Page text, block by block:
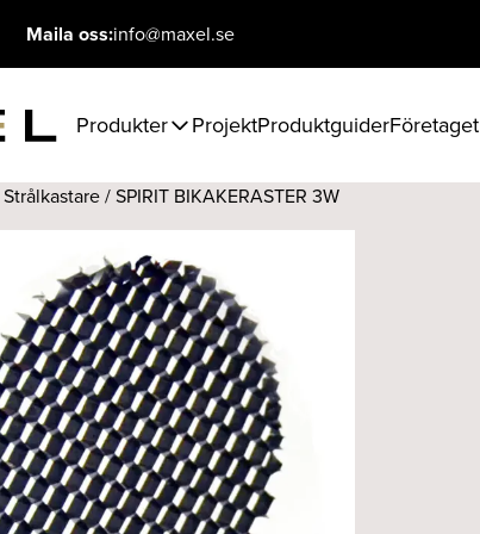
Maila oss:info@maxel.se
Produkter ProjektProduktguiderFöretaget
Strålkastare/ SPIRIT BIKAKERASTER 3W